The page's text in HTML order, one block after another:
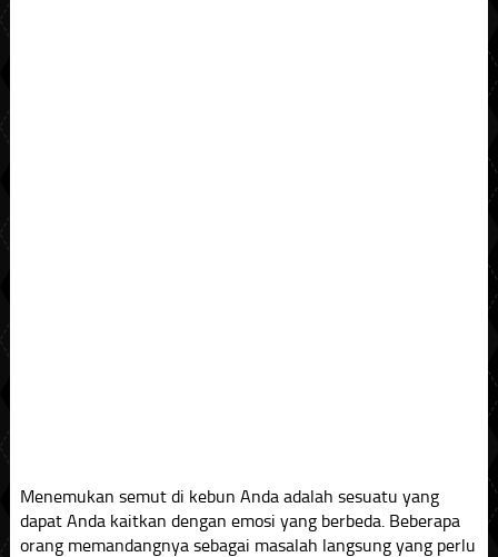
Menemukan semut di kebun Anda adalah sesuatu yang
dapat Anda kaitkan dengan emosi yang berbeda. Beberapa
orang memandangnya sebagai masalah langsung yang perlu